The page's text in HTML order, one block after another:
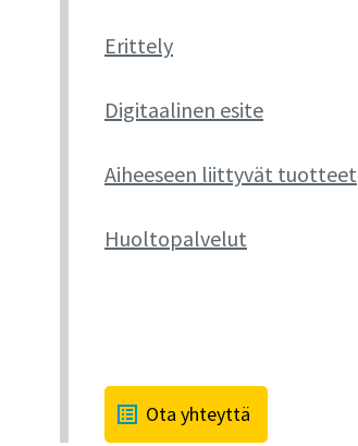
Erittely
Digitaalinen esite
Aiheeseen liittyvät tuotteet
Huoltopalvelut
Ota yhteyttä